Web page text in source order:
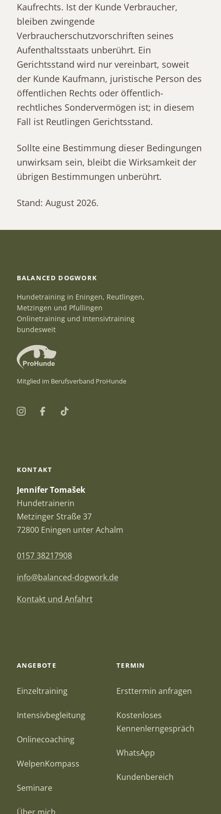
Kaufrechts. Ist der Kunde Verbraucher,
bleiben zwingende
Verbraucherschutzvorschriften seines
Aufenthaltsstaats unberührt. Ein
Gerichtsstand wird nur vereinbart, soweit
der Kunde Kaufmann, juristische Person des
öffentlichen Rechts oder öffentlich-
rechtliches Sondervermögen ist; in diesem
Fall ist Reutlingen Gerichtsstand.
Sollte eine Bestimmung dieser Bedingungen
unwirksam sein, bleibt die Wirksamkeit der
übrigen Bestimmungen unberührt.
Stand: August 2026.
BALANCED DOGWORK
Hundetraining in Eningen, Reutlingen,
Metzingen und Pfullingen
Onlinetraining und Intensivtraining
bundesweit
Mitglied im Berufsverband ProHunde
InstagramFacebookTikTok
KONTAKT
Jennifer Tomašek
Hundetrainerin
Metzinger Straße 37
72800 Eningen unter Achalm
0157 38217908
info@balanced-dogwork.de
Kontakt und Anfahrt
ANGEBOTE
Einzeltraining
Intensivbegleitung
Onlinecoaching
WelpenKompass
Seminare
TERMIN
Ersttermin anfragen
Kostenloses
Kennenlerngespräch
WhatsApp
Kundenbereich